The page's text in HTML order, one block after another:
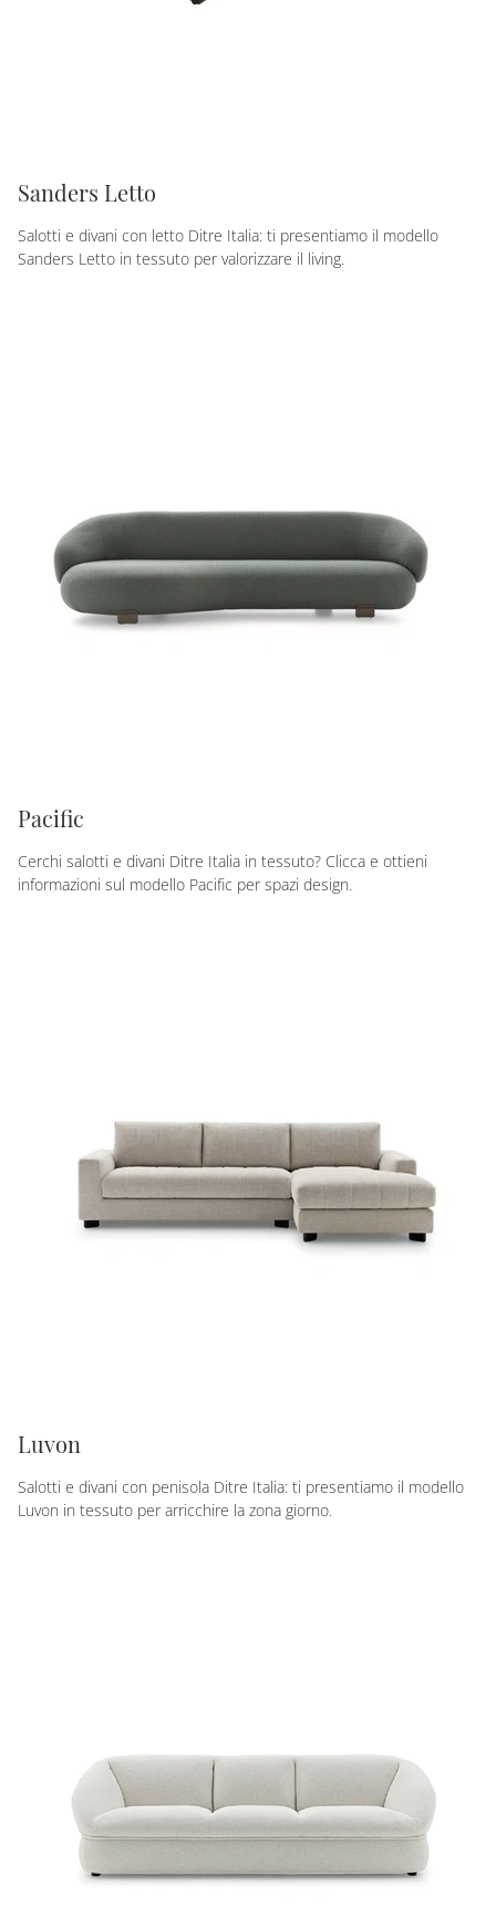
Sanders Letto
Salotti e divani con letto Ditre Italia: ti presentiamo il modello
Sanders Letto in tessuto per valorizzare il living.
Pacific
Cerchi salotti e divani Ditre Italia in tessuto? Clicca e ottieni
informazioni sul modello Pacific per spazi design.
Luvon
Salotti e divani con penisola Ditre Italia: ti presentiamo il modello
Luvon in tessuto per arricchire la zona giorno.